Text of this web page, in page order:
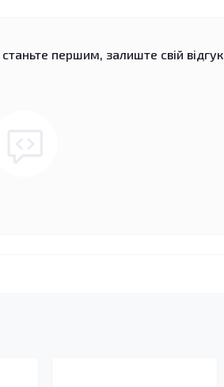
першим, залиште свій відгук.